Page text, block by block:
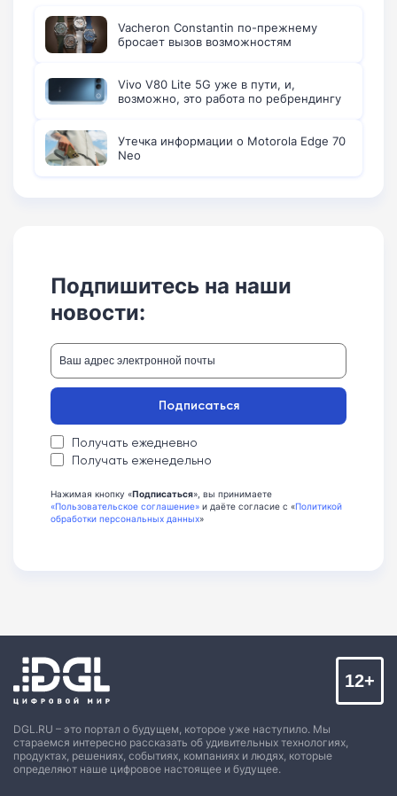
Vacheron Constantin по-прежнему
бросает вызов возможностям
Vivo V80 Lite 5G уже в пути, и,
возможно, это работа по ребрендингу
Утечка информации о Motorola Edge 70
Neo
Подпишитесь на наши
новости:
Получать ежедневно
Получать еженедельно
Подписаться
Нажимая кнопку «Подписаться», вы принимаете
«Пользовательское соглашение» и даёте согласие с «Политикой
обработки персональных данных»
DGL.RU – это портал о будущем, которое уже наступило. Мы
стараемся интересно рассказать об удивительных технологиях,
продуктах, решениях, событиях, компаниях и людях, которые
определяют наше цифровое настоящее и будущее.
12+